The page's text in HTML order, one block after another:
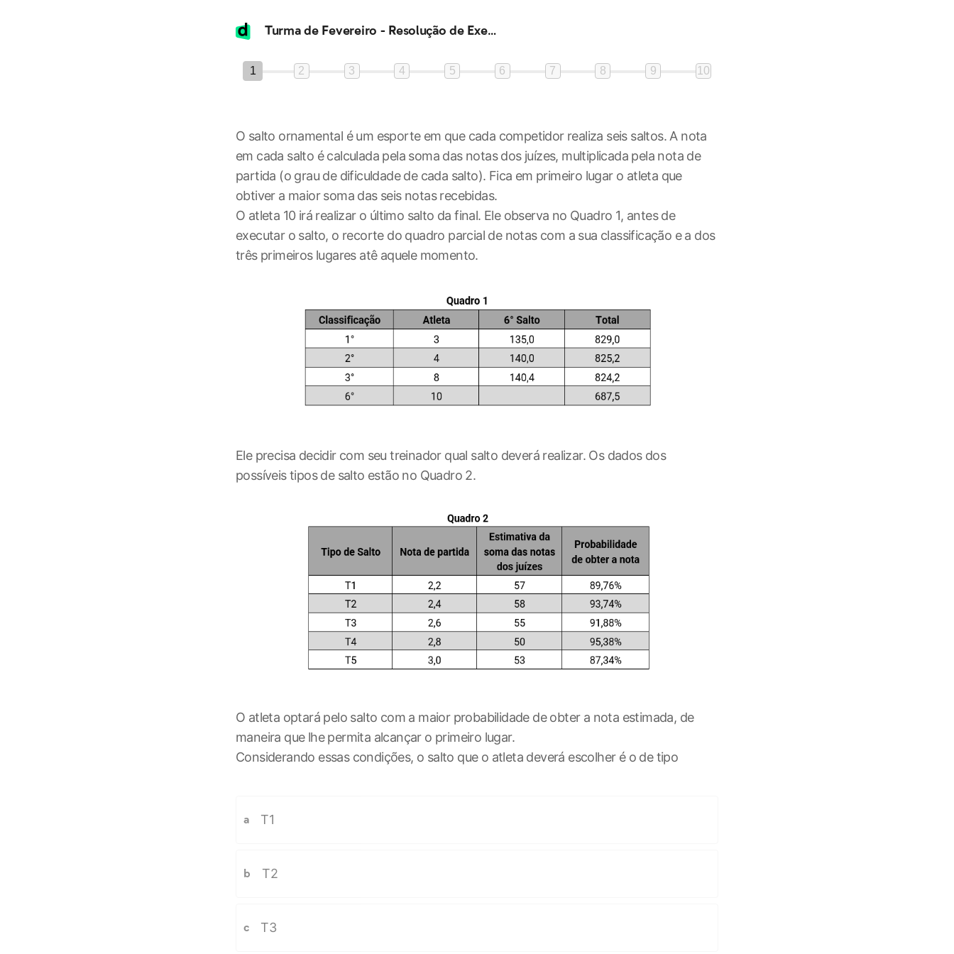
Turma de Fevereiro - Resolução de Exercícios de Provas Anteriores 5
1 2 3 4 5 6 7 8 9 10
O salto ornamental é um esporte em que cada competidor realiza seis saltos. A nota
em cada salto é calculada pela soma das notas dos juízes, multiplicada pela nota de
partida (o grau de dificuldade de cada salto). Fica em primeiro lugar o atleta que
obtiver a maior soma das seis notas recebidas.
O atleta 10 irá realizar o último salto da final. Ele observa no Quadro 1, antes de
executar o salto, o recorte do quadro parcial de notas com a sua classificação e a dos
três primeiros lugares atê aquele momento.
Ele precisa decidir com seu treinador qual salto deverá realizar. Os dados dos
possíveis tipos de salto estão no Quadro 2.
O atleta optará pelo salto com a maior probabilidade de obter a nota estimada, de
maneira que lhe permita alcançar o primeiro lugar.
Considerando essas condições, o salto que o atleta deverá escolher é o de tipo
a T1
b T2
c T3